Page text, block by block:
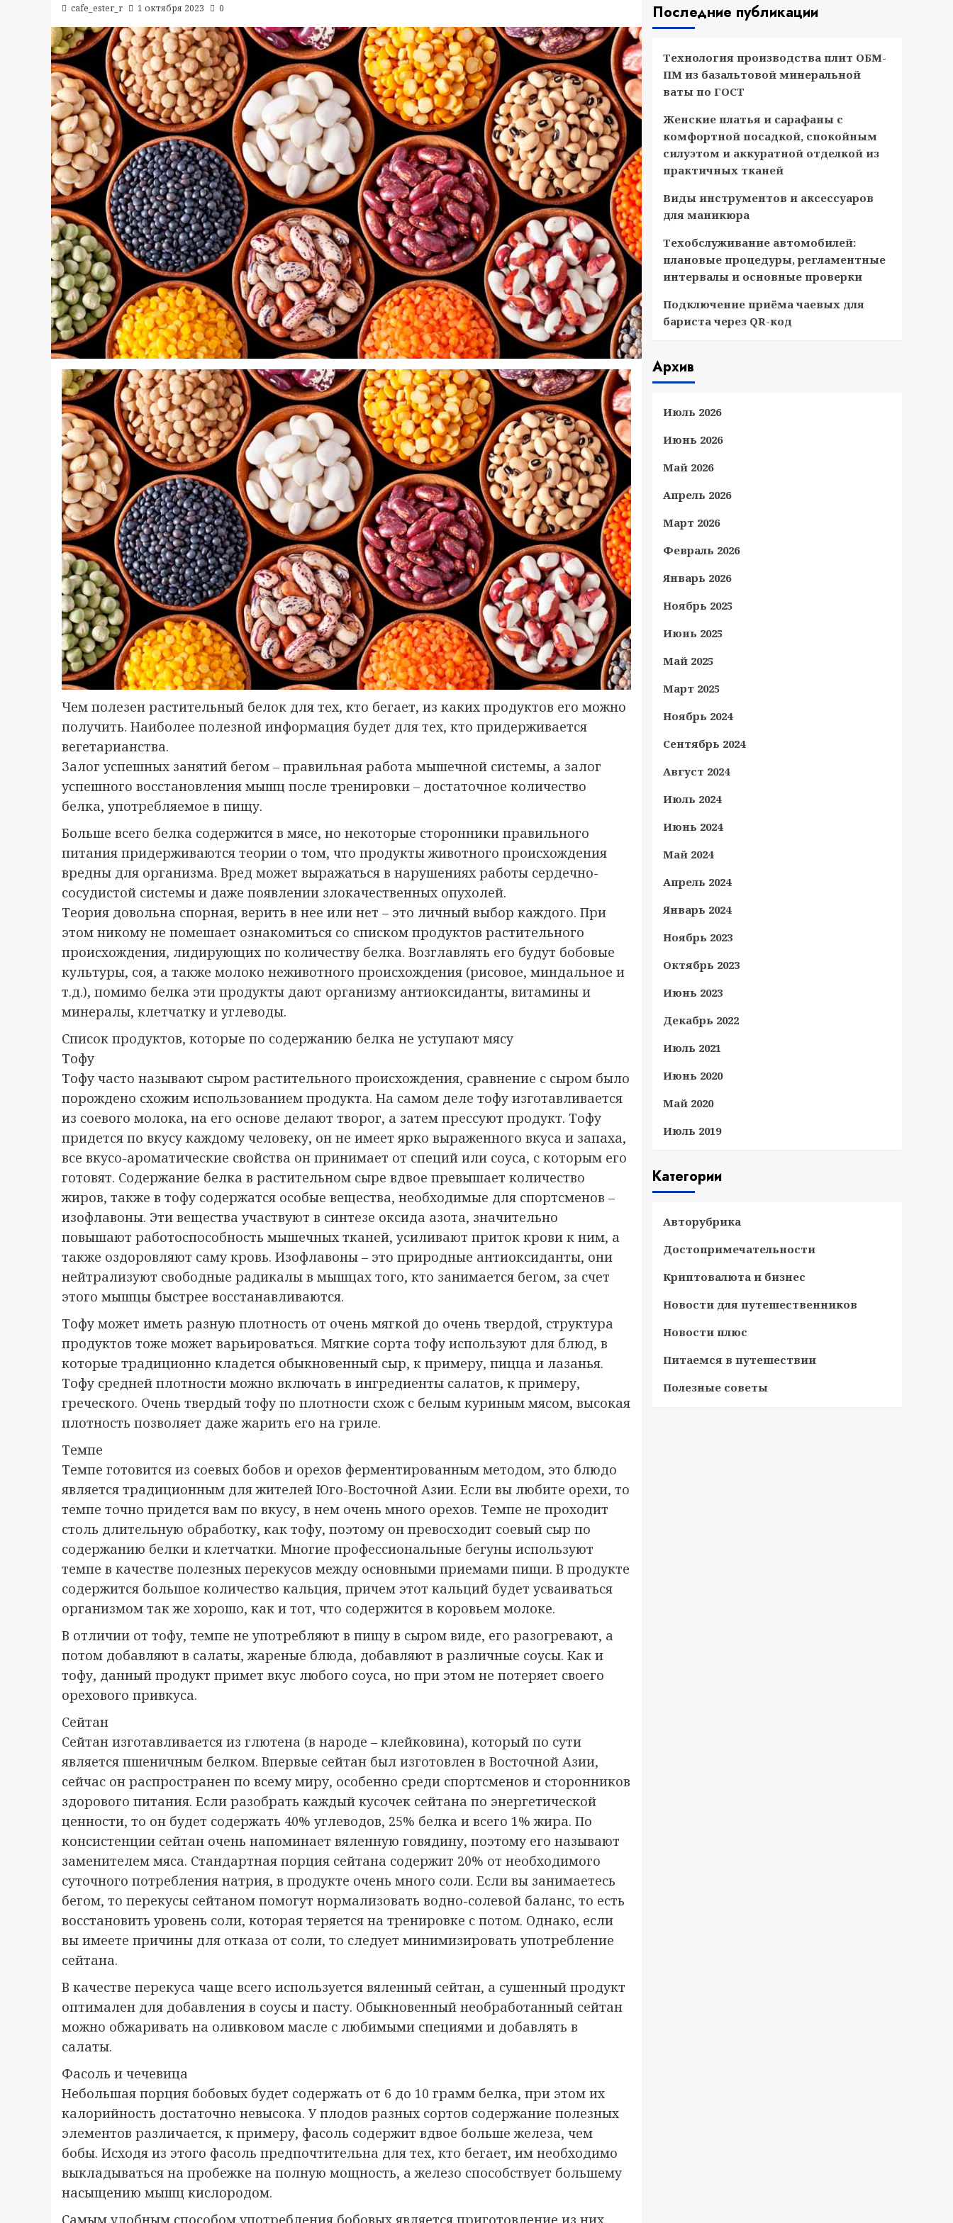
cafe_ester_r 1 октября 2023 0
Чем полезен растительный белок для тех, кто бегает, из каких продуктов его можно
получить. Наиболее полезной информация будет для тех, кто придерживается
вегетарианства.
Залог успешных занятий бегом – правильная работа мышечной системы, а залог
успешного восстановления мышц после тренировки – достаточное количество
белка, употребляемое в пищу.
Больше всего белка содержится в мясе, но некоторые сторонники правильного
питания придерживаются теории о том, что продукты животного происхождения
вредны для организма. Вред может выражаться в нарушениях работы сердечно-
сосудистой системы и даже появлении злокачественных опухолей.
Теория довольна спорная, верить в нее или нет – это личный выбор каждого. При
этом никому не помешает ознакомиться со списком продуктов растительного
происхождения, лидирующих по количеству белка. Возглавлять его будут бобовые
культуры, соя, а также молоко неживотного происхождения (рисовое, миндальное и
т.д.), помимо белка эти продукты дают организму антиоксиданты, витамины и
минералы, клетчатку и углеводы.
Список продуктов, которые по содержанию белка не уступают мясу
Тофу
Тофу часто называют сыром растительного происхождения, сравнение с сыром было
порождено схожим использованием продукта. На самом деле тофу изготавливается
из соевого молока, на его основе делают творог, а затем прессуют продукт. Тофу
придется по вкусу каждому человеку, он не имеет ярко выраженного вкуса и запаха,
все вкусо-ароматические свойства он принимает от специй или соуса, с которым его
готовят. Содержание белка в растительном сыре вдвое превышает количество
жиров, также в тофу содержатся особые вещества, необходимые для спортсменов –
изофлавоны. Эти вещества участвуют в синтезе оксида азота, значительно
повышают работоспособность мышечных тканей, усиливают приток крови к ним, а
также оздоровляют саму кровь. Изофлавоны – это природные антиоксиданты, они
нейтрализуют свободные радикалы в мышцах того, кто занимается бегом, за счет
этого мышцы быстрее восстанавливаются.
Тофу может иметь разную плотность от очень мягкой до очень твердой, структура
продуктов тоже может варьироваться. Мягкие сорта тофу используют для блюд, в
которые традиционно кладется обыкновенный сыр, к примеру, пицца и лазанья.
Тофу средней плотности можно включать в ингредиенты салатов, к примеру,
греческого. Очень твердый тофу по плотности схож с белым куриным мясом, высокая
плотность позволяет даже жарить его на гриле.
Темпе
Темпе готовится из соевых бобов и орехов ферментированным методом, это блюдо
является традиционным для жителей Юго-Восточной Азии. Если вы любите орехи, то
темпе точно придется вам по вкусу, в нем очень много орехов. Темпе не проходит
столь длительную обработку, как тофу, поэтому он превосходит соевый сыр по
содержанию белки и клетчатки. Многие профессиональные бегуны используют
темпе в качестве полезных перекусов между основными приемами пищи. В продукте
содержится большое количество кальция, причем этот кальций будет усваиваться
организмом так же хорошо, как и тот, что содержится в коровьем молоке.
В отличии от тофу, темпе не употребляют в пищу в сыром виде, его разогревают, а
потом добавляют в салаты, жареные блюда, добавляют в различные соусы. Как и
тофу, данный продукт примет вкус любого соуса, но при этом не потеряет своего
орехового привкуса.
Сейтан
Сейтан изготавливается из глютена (в народе – клейковина), который по сути
является пшеничным белком. Впервые сейтан был изготовлен в Восточной Азии,
сейчас он распространен по всему миру, особенно среди спортсменов и сторонников
здорового питания. Если разобрать каждый кусочек сейтана по энергетической
ценности, то он будет содержать 40% углеводов, 25% белка и всего 1% жира. По
консистенции сейтан очень напоминает вяленную говядину, поэтому его называют
заменителем мяса. Стандартная порция сейтана содержит 20% от необходимого
суточного потребления натрия, в продукте очень много соли. Если вы занимаетесь
бегом, то перекусы сейтаном помогут нормализовать водно-солевой баланс, то есть
восстановить уровень соли, которая теряется на тренировке с потом. Однако, если
вы имеете причины для отказа от соли, то следует минимизировать употребление
сейтана.
В качестве перекуса чаще всего используется вяленный сейтан, а сушенный продукт
оптимален для добавления в соусы и пасту. Обыкновенный необработанный сейтан
можно обжаривать на оливковом масле с любимыми специями и добавлять в
салаты.
Фасоль и чечевица
Небольшая порция бобовых будет содержать от 6 до 10 грамм белка, при этом их
калорийность достаточно невысока. У плодов разных сортов содержание полезных
элементов различается, к примеру, фасоль содержит вдвое больше железа, чем
бобы. Исходя из этого фасоль предпочтительна для тех, кто бегает, им необходимо
выкладываться на пробежке на полную мощность, а железо способствует большему
насыщению мышц кислородом.
Самым удобным способом употребления бобовых является приготовление из них
Последние публикации
Технология производства плит ОБМ-
ПМ из базальтовой минеральной
ваты по ГОСТ
Женские платья и сарафаны с
комфортной посадкой, спокойным
силуэтом и аккуратной отделкой из
практичных тканей
Виды инструментов и аксессуаров
для маникюра
Техобслуживание автомобилей:
плановые процедуры, регламентные
интервалы и основные проверки
Подключение приёма чаевых для
бариста через QR-код
Архив
Июль 2026
Июнь 2026
Май 2026
Апрель 2026
Март 2026
Февраль 2026
Январь 2026
Ноябрь 2025
Июнь 2025
Май 2025
Март 2025
Ноябрь 2024
Сентябрь 2024
Август 2024
Июль 2024
Июнь 2024
Май 2024
Апрель 2024
Январь 2024
Ноябрь 2023
Октябрь 2023
Июнь 2023
Декабрь 2022
Июль 2021
Июнь 2020
Май 2020
Июль 2019
Категории
Авторубрика
Достопримечательности
Криптовалюта и бизнес
Новости для путешественников
Новости плюс
Питаемся в путешествии
Полезные советы